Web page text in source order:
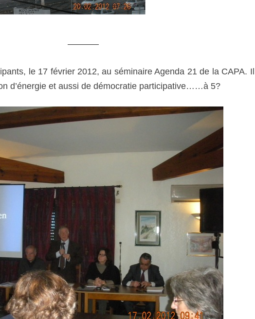
———–
le 17 février 2012, au séminaire Agenda 21 de la CAPA. Il
d’énergie et aussi de démocratie participative……à 5?